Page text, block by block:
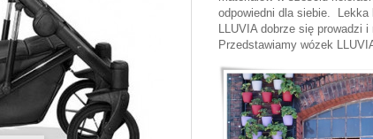
odpowiedni dla siebie.
LLUVIA dobrze się prowadzi
Przedstawiamy wózek